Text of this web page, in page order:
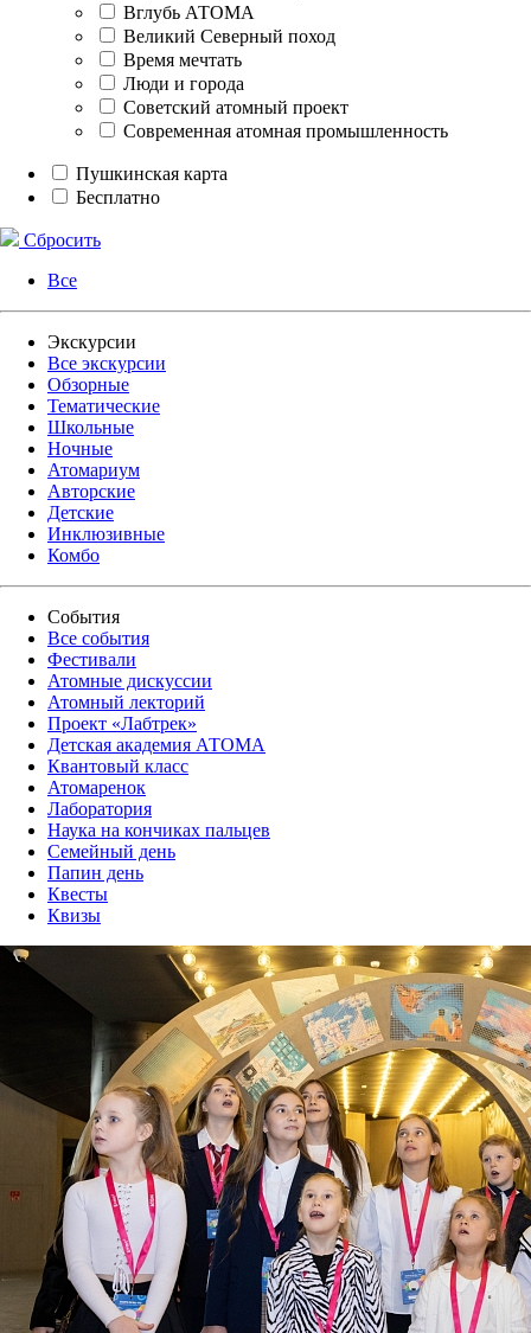
Вглубь АТОМА
Великий Северный поход
Время мечтать
Люди и города
Советский атомный проект
Современная атомная промышленность
Пушкинская карта
Бесплатно
Сбросить
Все
Экскурсии
Все экскурсии
Обзорные
Тематические
Школьные
Ночные
Атомариум
Авторские
Детские
Инклюзивные
Комбо
События
Все события
Фестивали
Атомные дискуссии
Атомный лекторий
Проект «Лабтрек»
Детская академия АТОМА
Квантовый класс
Атомаренок
Лаборатория
Наука на кончиках пальцев
Семейный день
Папин день
Квесты
Квизы